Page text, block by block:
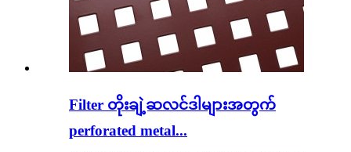
Filter တိုးချဲ့ဆလင်ဒါများအတွက်
perforated metal...